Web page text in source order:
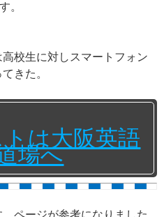
。
校生に対しスマートフォン
きた。
は大阪英語
場へ